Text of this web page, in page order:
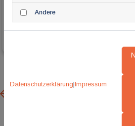
Dieses Gesetz ist keine Gesundheits-
belastet den ambulanten fachärztlichen
Previous
Andere
Datenschutzerklärung|Impressum